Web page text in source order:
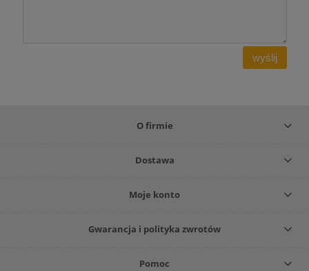
wyślij
O firmie
Dostawa
Moje konto
Gwarancja i polityka zwrotów
Pomoc